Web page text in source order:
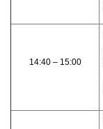
14:40 – 15:00